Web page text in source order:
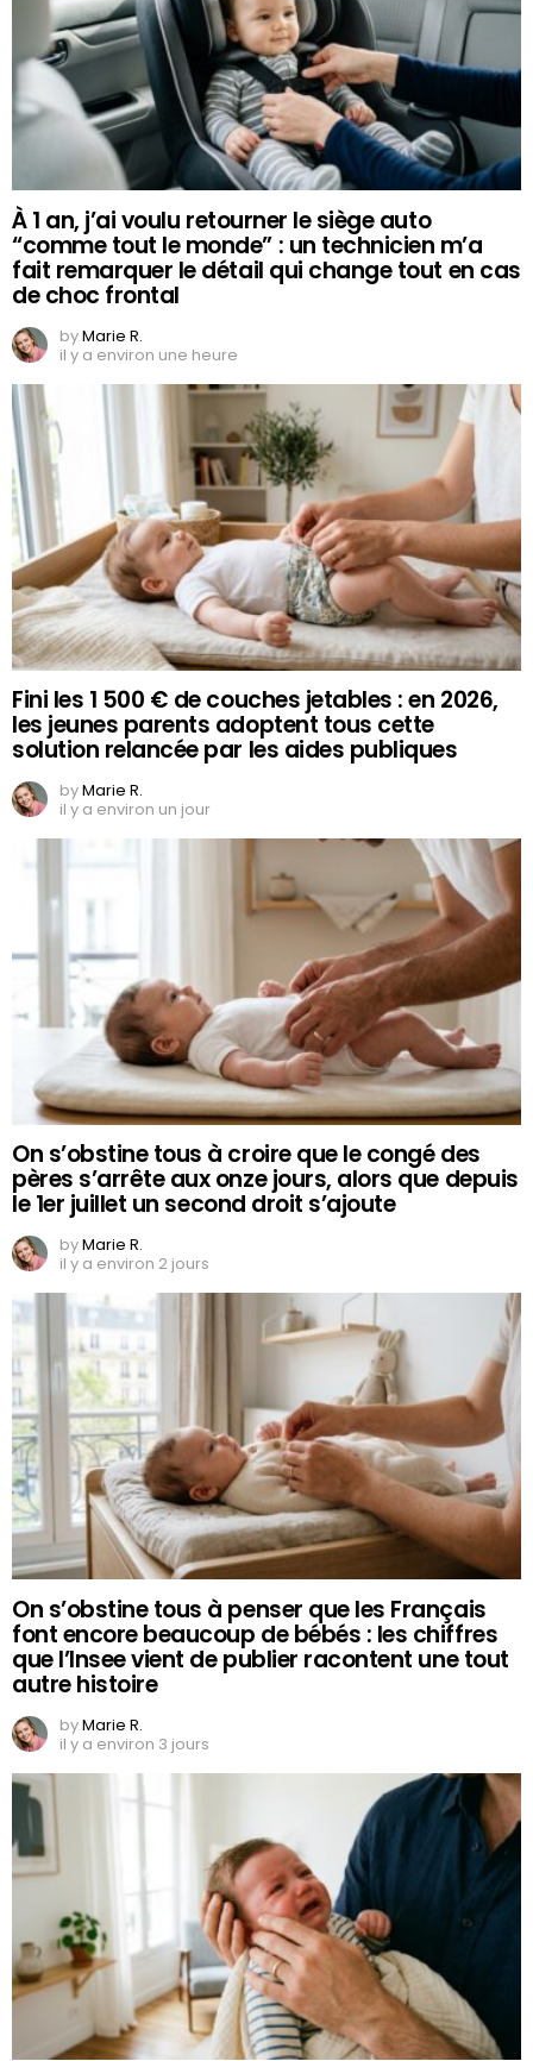
À 1 an, j’ai voulu retourner le siège auto
“comme tout le monde” : un technicien m’a
fait remarquer le détail qui change tout en cas
de choc frontal
byMarie R.
il y a environ une heure
Fini les 1 500 € de couches jetables : en 2026,
les jeunes parents adoptent tous cette
solution relancée par les aides publiques
byMarie R.
il y a environ un jour
On s’obstine tous à croire que le congé des
pères s’arrête aux onze jours, alors que depuis
le 1er juillet un second droit s’ajoute
byMarie R.
il y a environ 2 jours
On s’obstine tous à penser que les Français
font encore beaucoup de bébés : les chiffres
que l’Insee vient de publier racontent une tout
autre histoire
byMarie R.
il y a environ 3 jours